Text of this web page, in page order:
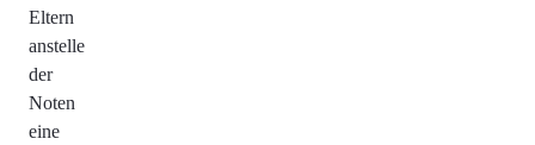
Eltern
anstelle
der
Noten
eine